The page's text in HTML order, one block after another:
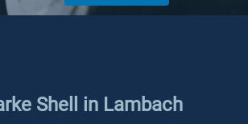
Shell in Lambach